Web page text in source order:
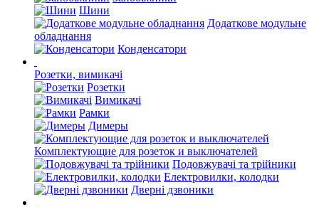
Шини
Додаткове модульне
обладнання
Конденсатори
Розетки, вимикачі
Розетки
Вимикачі
Рамки
Димеры
Комплектующие для розеток и выключателей
Подовжувачі та трійники
Електровилки, колодки
Дверні дзвоники